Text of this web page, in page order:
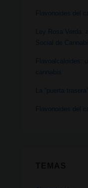
Flavonoides del
Ley Rosa Verda:
Social de
Flavoalcaloides:
cannabis
La “puerta
Flavonoides del